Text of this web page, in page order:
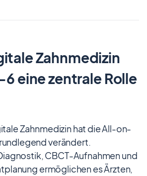
Zahnmedizin
eine zentrale Rolle
Zahnmedizin hat die All-on-
verändert.
CBCT-Aufnahmen und
ermöglichen es Ärzten,